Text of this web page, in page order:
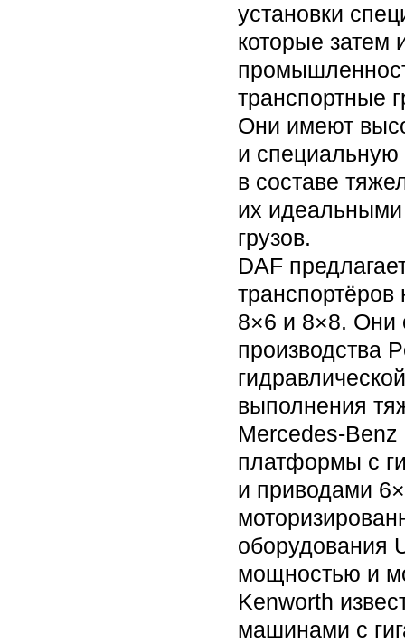
установки
которые затем
транспортные
Они имеют
и специальную
в составе
их идеальными
грузов.
DAF
8×6 и 8×8. Они
производства
выполнения
Mercedes-Benz
платформы с
и приводами
оборудования
мощностью и
Kenworth
машинами с